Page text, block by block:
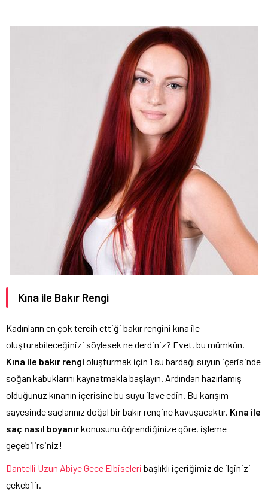
Kına ile Bakır Rengi
Kadınların en çok tercih ettiği bakır rengini kına ile
oluşturabileceğinizi söylesek ne derdiniz? Evet, bu mümkün.
Kına ile bakır rengi oluşturmak için 1 su bardağı suyun içerisinde
soğan kabuklarını kaynatmakla başlayın. Ardından hazırlamış
olduğunuz kınanın içerisine bu suyu ilave edin. Bu karışım
sayesinde saçlarınız doğal bir bakır rengine kavuşacaktır. Kına ile
saç nasıl boyanırkonusunu öğrendiğinize göre, işleme
geçebilirsiniz!
Dantelli Uzun Abiye Gece Elbiseleri başlıklı içeriğimiz de ilginizi
çekebilir.